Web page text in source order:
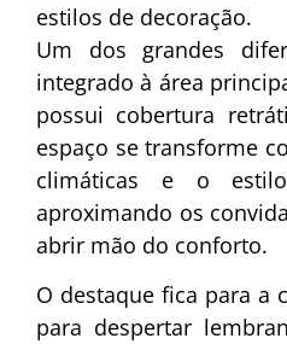
estilos de decoração.
Um dos grandes
integrado à área
possui cobertura
espaço se transforme
climáticas e o
aproximando os
abrir mão do conforto.
O destaque fica para a
para despertar